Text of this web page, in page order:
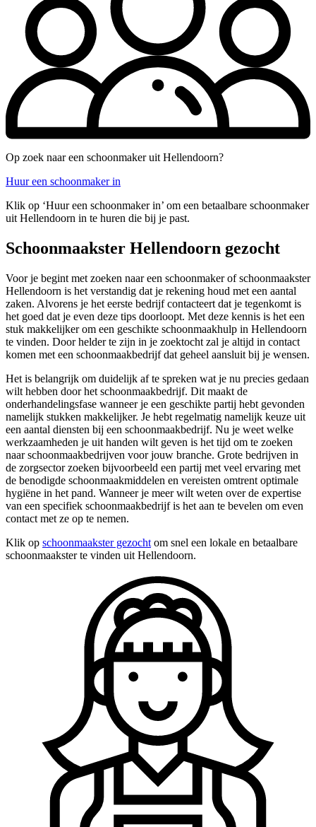
Op zoek naar een schoonmaker uit Hellendoorn?
Huur een schoonmaker in
Klik op ‘Huur een schoonmaker in’ om een betaalbare schoonmaker
uit Hellendoorn in te huren die bij je past.
Schoonmaakster Hellendoorn gezocht
Voor je begint met zoeken naar een schoonmaker of schoonmaakster
Hellendoorn is het verstandig dat je rekening houd met een aantal
zaken. Alvorens je het eerste bedrijf contacteert dat je tegenkomt is
het goed dat je even deze tips doorloopt. Met deze kennis is het een
stuk makkelijker om een geschikte schoonmaakhulp in Hellendoorn
te vinden. Door helder te zijn in je zoektocht zal je altijd in contact
komen met een schoonmaakbedrijf dat geheel aansluit bij je wensen.
Het is belangrijk om duidelijk af te spreken wat je nu precies gedaan
wilt hebben door het schoonmaakbedrijf. Dit maakt de
onderhandelingsfase wanneer je een geschikte partij hebt gevonden
namelijk stukken makkelijker. Je hebt regelmatig namelijk keuze uit
een aantal diensten bij een schoonmaakbedrijf. Nu je weet welke
werkzaamheden je uit handen wilt geven is het tijd om te zoeken
naar schoonmaakbedrijven voor jouw branche. Grote bedrijven in
de zorgsector zoeken bijvoorbeeld een partij met veel ervaring met
de benodigde schoonmaakmiddelen en vereisten omtrent optimale
hygiëne in het pand. Wanneer je meer wilt weten over de expertise
van een specifiek schoonmaakbedrijf is het aan te bevelen om even
contact met ze op te nemen.
Klik op schoonmaakster gezocht om snel een lokale en betaalbare
schoonmaakster te vinden uit Hellendoorn.